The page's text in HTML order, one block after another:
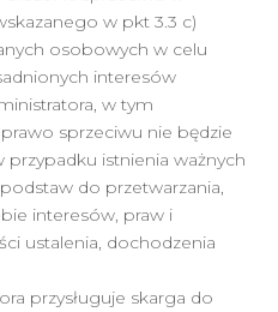
w pkt 3.3 c)
osobowych w celu
interesów
w tym
sprzeciwu nie będzie
istnienia ważnych
do przetwarzania,
interesów, praw i
ustalenia, dochodzenia
przysługuje skarga do